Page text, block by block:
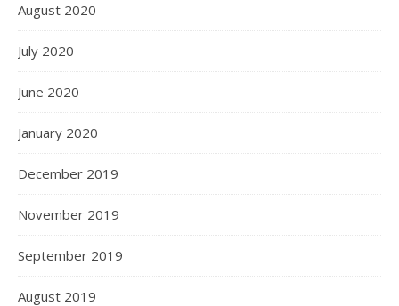
August 2020
July 2020
June 2020
January 2020
December 2019
November 2019
September 2019
August 2019